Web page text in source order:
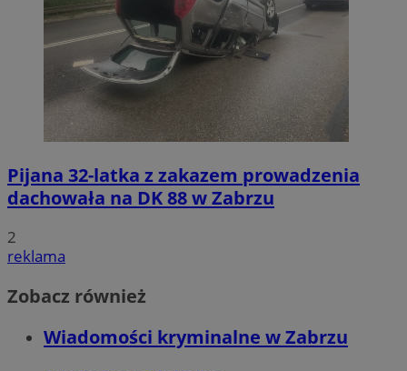
Pijana 32-latka z zakazem prowadzenia
dachowała na DK 88 w Zabrzu
2
reklama
Zobacz również
Wiadomości kryminalne w Zabrzu